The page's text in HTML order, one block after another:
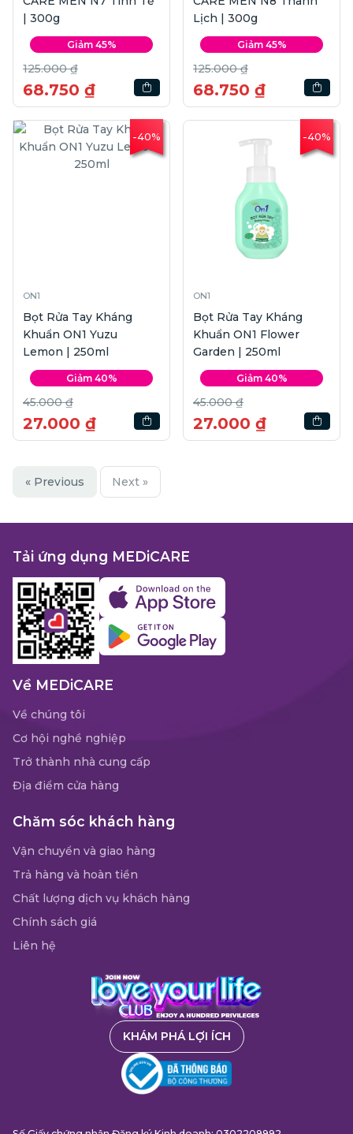
| 300g
Giảm 45%
125.000 ₫
68.750 ₫
Lịch | 300g
Giảm 45%
125.000 ₫
68.750 ₫
-40%
ON1
Bọt Rửa Tay Kháng
Khuẩn ON1 Yuzu
Lemon | 250ml
Giảm 40%
45.000 ₫
27.000 ₫
-40%
ON1
Bọt Rửa Tay Kháng
Khuẩn ON1 Flower
Garden | 250ml
Giảm 40%
45.000 ₫
27.000 ₫
« Previous Next »
Tải ứng dụng MEDiCARE
Về MEDiCARE
Về chúng tôi
Cơ hội nghề nghiệp
Trở thành nhà cung cấp
Địa điểm cửa hàng
Chăm sóc khách hàng
Vận chuyển và giao hàng
Trả hàng và hoàn tiền
Chất lượng dịch vụ khách hàng
Chính sách giá
Liên hệ
KHÁM PHÁ LỢI ÍCH